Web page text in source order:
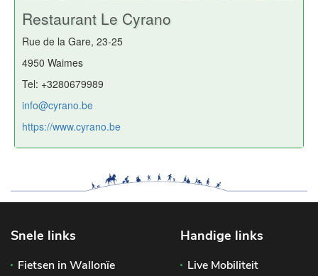
Restaurant Le Cyrano
Rue de la Gare, 23-25
4950 Waimes
Tel: +3280679989
info@cyrano.be
https://www.cyrano.be
Snele links
Fietsen in Wallonïe
Handige links
Live Mobiliteit